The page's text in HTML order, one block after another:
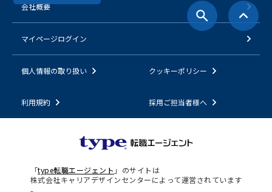
会社概要
マイページログイン
個人情報の取り扱い クッキーポリシー
利用規約 採用ご担当者様へ
「type転職エージェント 」のサイトは
株式会社キャリアデザインセンターによって運営されています